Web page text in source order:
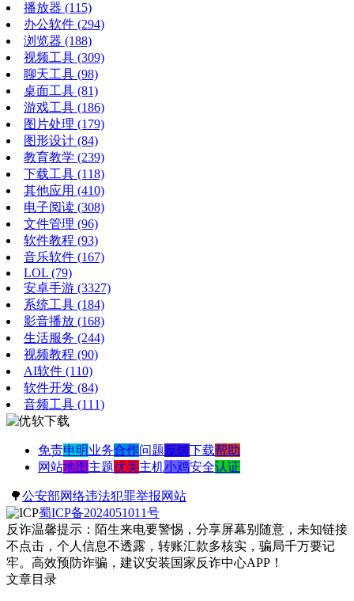
播放器 (115)
办公软件 (294)
浏览器 (188)
视频工具 (309)
聊天工具 (98)
桌面工具 (81)
游戏工具 (186)
图片处理 (179)
图形设计 (84)
教育教学 (239)
下载工具 (118)
其他应用 (410)
电子阅读 (308)
文件管理 (96)
软件教程 (93)
音乐软件 (167)
LOL (79)
安卓手游 (3327)
系统工具 (184)
影音播放 (168)
生活服务 (244)
视频教程 (90)
AI软件 (110)
软件开发 (84)
音频工具 (111)
免责申明业务合作问题反馈下载帮助
网站地图 主题优美主机小鸡安全认证
🌳公安部网络违法犯罪举报网站
蜀ICP备2024051011号
反诈温馨提示：陌生来电要警惕，分享屏幕别随意，未知链接
不点击，个人信息不透露，转账汇款多核实，骗局千万要记
牢。高效预防诈骗，建议安装国家反诈中心APP！
文章目录